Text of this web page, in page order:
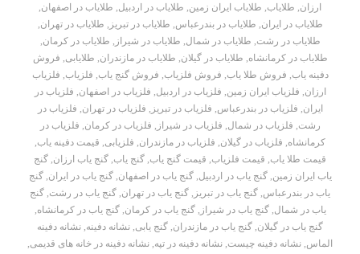
ارزان, طلایاب, طلایاب ایران زمین, طلایاب در اردبیل, طلایاب در اصفهان,
طلایاب در ایران, طلایاب در بندرعباس, طلایاب در تبریز , طلایاب در تهران,
طلایاب در رشت, طلایاب در شمال, طلایاب در شیراز , طلایاب در کرمان,
طلایاب در کرمانشاه, طلایاب در گیلان, طلایاب در مازندران, طلایابی, فروش
دفینه یاب, فروش طلا یاب, فروش فلزیاب, فروش گنج یاب, فلزیاب, فلزیاب
ارزان, فلزیاب ایران زمین, فلزیاب در اردبیل, فلزیاب در اصفهان, فلزیاب در
ایران, فلزیاب در بندرعباس, فلزیاب در تبریز , فلزیاب در تهران, فلزیاب در
رشت, فلزیاب در شمال, فلزیاب در شیراز , فلزیاب در کرمان, فلزیاب در
کرمانشاه, فلزیاب در گیلان, فلزیاب در مازندران, فلزیابی, قیمت دفینه یاب,
قیمت طلا یاب, قیمت فلزیاب, قیمت گنج یاب, گنج یاب, گنج یاب ارزان, گنج
یاب ایران زمین,گنج یاب در اردبیل,گنج یاب در اصفهان,گنج یاب در ایران,گنج
یاب در بندرعباس, گنج یاب در تبریز , گنج یاب در تهران, گنج یاب در رشت, گنج
یاب در شمال,گنج یاب در شیراز ,گنج یاب در کرمان,گنج یاب در کرمانشاه,
گنج یاب در گیلان, گنج یاب در مازندران, گنج یابی, نشانه دفینه, نشانه دفینه
الماس, نشانه دفینه چیست, نشانه دفینه در تپه, نشانه دفینه در خانه های قدیمی,